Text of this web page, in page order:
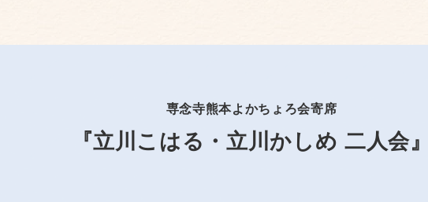
専念寺熊本よかちょろ会寄席
『立川こはる・立川かしめ 二人会